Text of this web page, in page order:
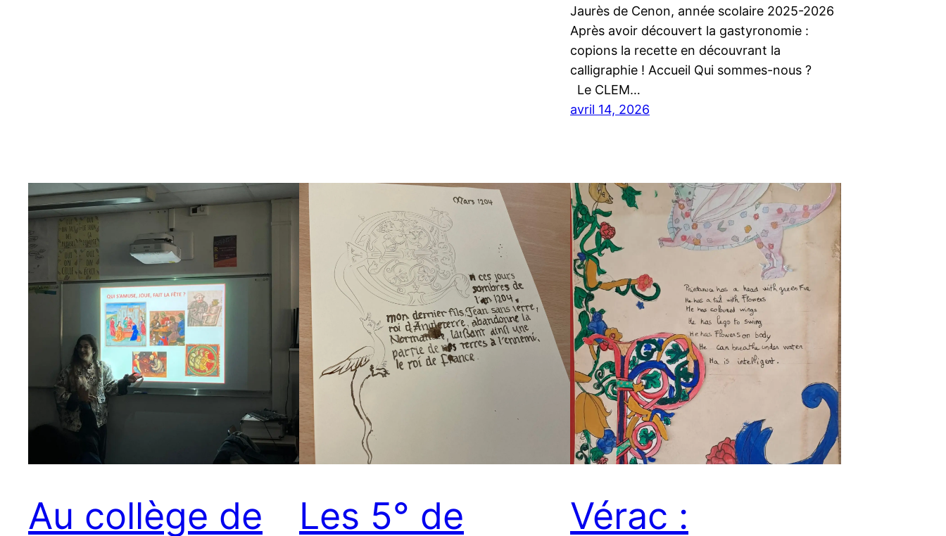
Jaurès de Cenon, année scolaire 2025-2026
Après avoir découvert la gastyronomie :
copions la recette en découvrant la
calligraphie ! Accueil Qui sommes-nous ?
Le CLEM…
avril 14, 2026
Au collège de
Les 5° de
Vérac :